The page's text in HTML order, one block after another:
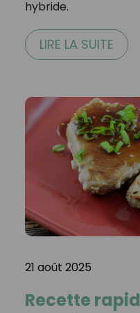
hybride.⁣
LIRE LA SUITE
21 août 2025
Recette